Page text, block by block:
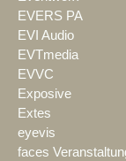
EVERS PA
EVI Audio
EVTmedia
EVVC
Exposive
Extes
eyevis
faces